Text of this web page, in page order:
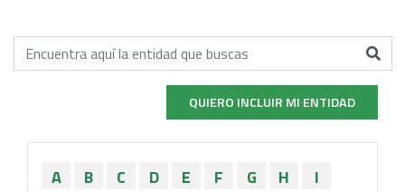
QUIERO INCLUIR MI ENTIDAD
A B C D E F G H
I